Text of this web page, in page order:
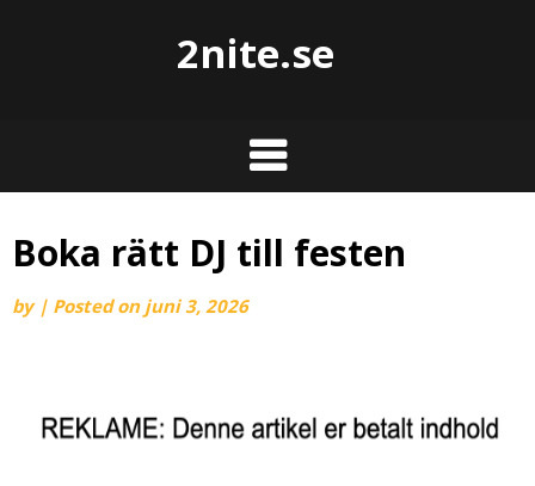
2nite.se
Boka rätt DJ till festen
by | Posted on juni 3, 2026